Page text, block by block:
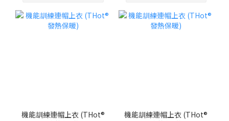
機能訓練連帽上衣 (THot®
機能訓練連帽上衣 (THot®